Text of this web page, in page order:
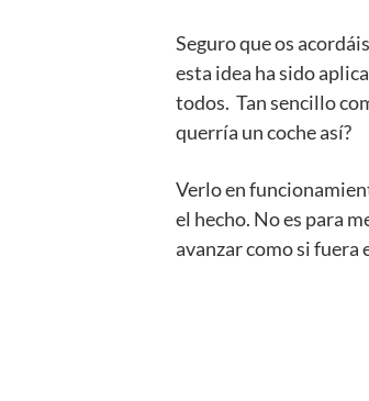
Seguro que os
esta idea ha sido
todos. Tan sencillo
querría un coche así?
Verlo en
el hecho. No es para
avanzar como si fuera